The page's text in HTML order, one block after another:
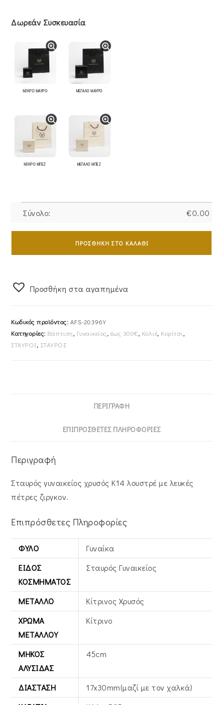
Δωρεάν Συσκευασία
ΜΙΚΡΟ ΜΑΥΡΟ ΜΕΓΑΛΟ ΜΑΥΡΟ
ΜΙΚΡΟ ΜΠΕΖ ΜΕΓΑΛΟ ΜΠΕΖ
Σύνολο: €0.00
Χρυσός
20396Y
ΠΡΟΣΘΉΚΗ ΣΤΟ ΚΑΛΆΘΙ
Προσθήκη στα αγαπημένα
Κωδικός προϊόντος: AFS-20396Y
Κατηγορίες: Βάπτιση, Γυναικείος, έως 300€, Κολιέ, Κορίτσι ,
ΣΤΑΥΡΟΙ, ΣΤΑΥΡΟΣ
ΠΕΡΙΓΡΑΦΉ
ΕΠΙΠΡΌΣΘΕΤΕΣ ΠΛΗΡΟΦΟΡΊΕΣ
Περιγραφή
Σταυρός γυναικείος χρυσός Κ14 λουστρέ με λευκές
πέτρες ζιργκον.
Επιπρόσθετες Πληροφορίες
ΦΎΛΟ
Γυναίκα
ΕΊΔΟΣ
ΚΟΣΜΉΜΑΤΟΣ
Σταυρός Γυναικείος
ΜΈΤΑΛΛΟ
Κίτρινος Xρυσός
ΧΡΏΜΑ
ΜΕΤΆΛΛΟΥ
Κίτρινο
ΜΉΚΟΣ
ΑΛΥΣΊΔΑΣ
45cm
ΔΙΆΣΤΑΣΗ
17x30mm(μαζί με τον χαλκά)